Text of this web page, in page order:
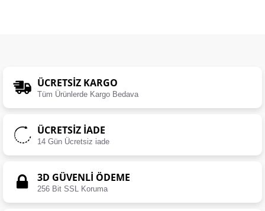
ÜCRETSIZ KARGO
Tüm Ürünlerde Kargo Bedava
ÜCRETSIZ İADE
14 Gün Ücretsiz iade
3D GÜVENLİ ÖDEME
256 Bit SSL Koruma